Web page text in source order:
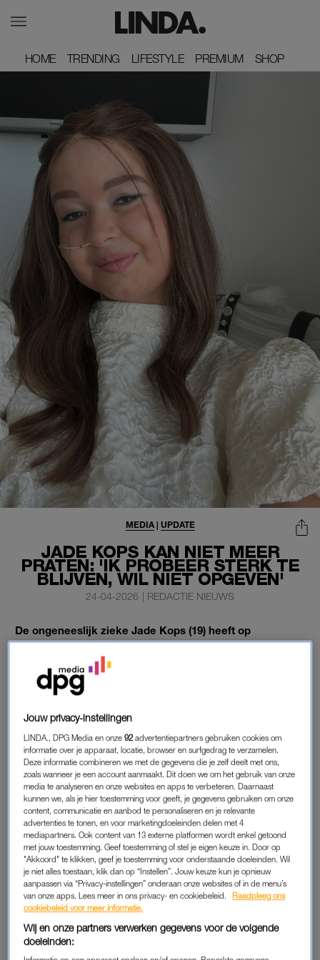
HOME
HOME TRENDING
TRENDING LIFESTYLE
LIFESTYLE PREMIUM
PREMIUM SHOP
SHOP
JADE KOPS KAN NIET MEER
PRATEN: 'IK PROBEER STERK TE
BLIJVEN, WIL NIET OPGEVEN'
MEDIA| UPDATE
24-04-2026 | REDACTIE NIEUWS
De ongeneeslijk zieke Jade Kops (19) heeft op
Instagram een update gedeeld over hoe het met haar
gaat, nadat haar moeder ’s nachts over haar waakte.
Haar situatie is verslechterd.
draaglijker werd – deelt ze verdrietig nieuws.
JADE KOPS KAN NIET MEER PRATEN
‘Ik stond heel slecht op. Mijn spraak is volledig weg en de
vermoeidheid is enorm. Hoesten lukt ook niet meer, waardoor
het slijm lang en veel in mijn keel bleef zitten’, schrijft ze.
Daarom werd de huisarts gebeld.
‘Ze stond onverwachts snel voor de deur. Het was een fijn
gesprek, maar de controles waren niet goed. Elke keer dat
mijn zuurstofgehalte gemeten wordt, is hij lager. Dat geeft me
zoveel angst.’
Jouw privacy-instellingen
LINDA., DPG Media en onze92 advertentiepartners gebruiken cookies om
informatie over je apparaat, locatie, browser en surfgedrag te verzamelen.
Deze informatie combineren we met de gegevens die je zelf deelt met ons,
zoals wanneer je een account aanmaakt. Dit doen we om het gebruik van onze
media te analyseren en onze websites en apps te verbeteren. Daarnaast
kunnen we, als je hier toestemming voor geeft, je gegevens gebruiken om onze
content, communicatie en aanbod te personaliseren en je relevante
advertenties te tonen, en voor marketingdoeleinden delen met 4
mediapartners. Ook content van 13 externe platformen wordt enkel getoond
met jouw toestemming. Geef toestemming of stel je eigen keuze in. Door op
"Akkoord" te klikken, geef je toestemming voor onderstaande doeleinden. Wil
je niet alles toestaan, klik dan op “Instellen”. Jouw keuze kun je opnieuw
aanpassen via “Privacy-instellingen” onderaan onze websites of in de menu’s
van onze apps. Lees meer in ons privacy- en cookiebeleid.
Raadpleeg ons
cookiebeleid voor meer informatie.
Wij en onze partners verwerken gegevens voor de volgende
doeleinden: